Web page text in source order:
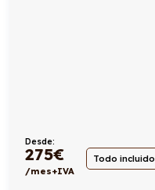
Desde:
275€
/mes+IVA
Todo incluido